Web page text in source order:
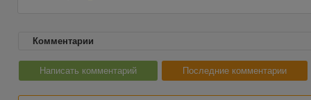
Комментарии
Написать комментарий Последние комментарии